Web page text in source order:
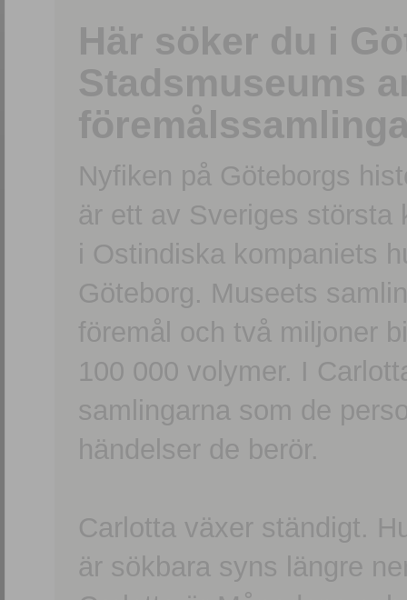
Här söker du i
Stadsmuseums
Nyfiken på Göteborgs
är ett av Sveriges största
i Ostindiska kompaniets
Göteborg. Museets
föremål och två miljoner
100 000 volymer. I
samlingarna som de
händelser de berör.
Carlotta växer ständigt.
är sökbara syns längre